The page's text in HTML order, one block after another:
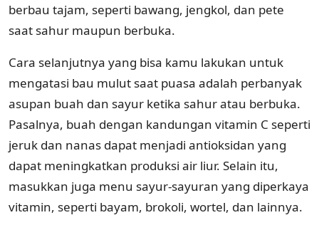
berbau tajam, seperti bawang, jengkol, dan pete
saat sahur maupun berbuka.
Cara selanjutnya yang bisa kamu lakukan untuk
mengatasi bau mulut saat puasa adalah perbanyak
asupan buah dan sayur ketika sahur atau berbuka.
Pasalnya, buah dengan kandungan vitamin C seperti
jeruk dan nanas dapat menjadi antioksidan yang
dapat meningkatkan produksi air liur. Selain itu,
masukkan juga menu sayur-sayuran yang diperkaya
vitamin, seperti bayam, brokoli, wortel, dan lainnya.